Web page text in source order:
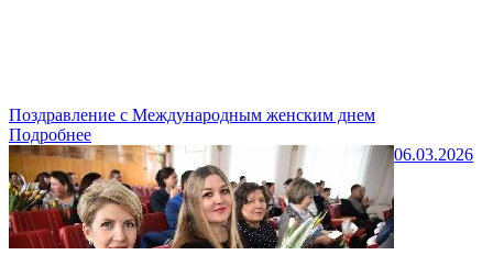
Поздравление с Международным женским днем
Подробнее
06.03.2026